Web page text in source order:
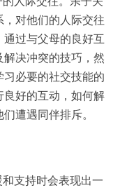
对他们的人际交往
过与父母的良好互
决冲突的技巧，然
必要的社交技能的
好的互动，如何解
遭遇同伴排斥。
支持时会表现出一